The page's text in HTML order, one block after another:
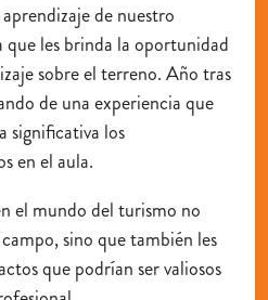
de nuestro
les brinda la oportunidad
sobre el terreno. Año tras
de una experiencia que
significativa los
en el aula.
el mundo del turismo no
, sino que también les
que podrían ser valiosos